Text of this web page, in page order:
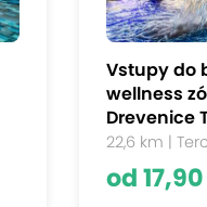
Vstupy do
wellness
Drevenice
22,6 km |
od